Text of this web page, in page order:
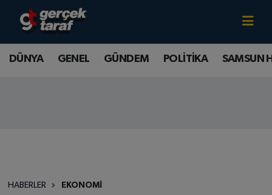
DÜNYA GENEL GÜNDEM POLİTİKA SAMSUN
HABERLER EKONOMİ
Canlı TV İzle
DÜNYA
Samsun Nöbetçi Eczaneler